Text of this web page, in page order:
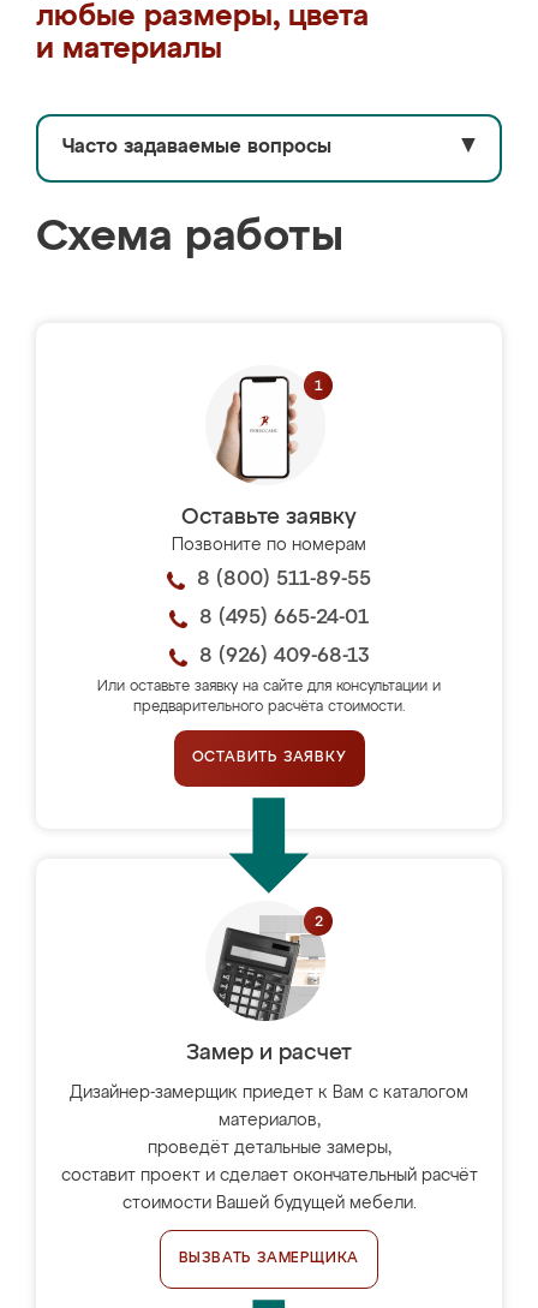
любые размеры, цвета
и материалы
Часто задаваемые вопросы ▼
Схема работы
Оставьте заявку
Позвоните по номерам
8 (800) 511-89-55
8 (495) 665-24-01
8 (926) 409-68-13
Или оставьте заявку на сайте для консультации и
предварительного расчёта стоимости.
ОСТАВИТЬ ЗАЯВКУ
Замер и расчет
Дизайнер-замерщик приедет к Вам с каталогом
материалов,
проведёт детальные замеры,
составит проект и сделает окончательный расчёт
стоимости Вашей будущей мебели.
ВЫЗВАТЬ ЗАМЕРЩИКА